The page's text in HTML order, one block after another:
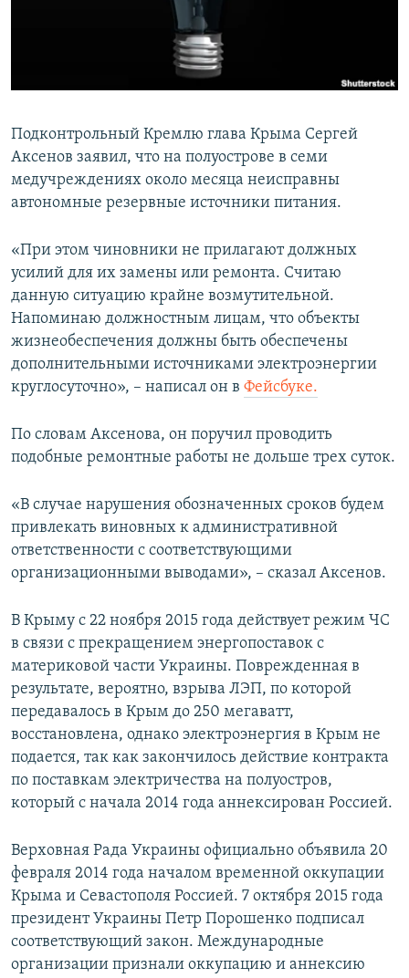
Все сайты RFE/RL
Подконтрольный Кремлю глава Крыма Сергей
Аксенов заявил, что на полуострове в семи
медучреждениях около месяца неисправны
автономные резервные источники питания.
«При этом чиновники не прилагают должных
усилий для их замены или ремонта. Считаю
данную ситуацию крайне возмутительной.
Напоминаю должностным лицам, что объекты
жизнеобеспечения должны быть обеспечены
дополнительными источниками электроэнергии
круглосуточно», – написал он в Фейсбуке.
По словам Аксенова, он поручил проводить
подобные ремонтные работы не дольше трех суток.
«В случае нарушения обозначенных сроков будем
привлекать виновных к административной
ответственности с соответствующими
организационными выводами», – сказал Аксенов.
В Крыму с 22 ноября 2015 года действует режим ЧС
в связи с прекращением энергопоставок с
материковой части Украины. Поврежденная в
результате, вероятно, взрыва ЛЭП, по которой
передавалось в Крым до 250 мегаватт,
восстановлена, однако электроэнергия в Крым не
подается, так как закончилось действие контракта
по поставкам электричества на полуостров,
который с начала 2014 года аннексирован Россией.
Верховная Рада Украины официально объявила 20
февраля 2014 года началом временной оккупации
Крыма и Севастополя Россией. 7 октября 2015 года
президент Украины Петр Порошенко подписал
соответствующий закон. Международные
организации признали оккупацию и аннексию